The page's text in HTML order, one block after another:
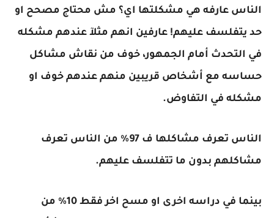
الناس عارفه هي مشكلتها اي؟ مش محتاج مصحح او
حد يتفلسف عليهم! عارفين انهم مثلآ عندهم مشكله
في التحدث أمام الجمهور، خوف من نقاش مشاكل
حساسه مع أشخاص قريبين منهم عندهم خوف او
مشكله في التفاوض.
الناس تعرف مشاكلها ف 97٪ من الناس تعرف
مشاكلهم بدون ما تتفلسف عليهم.
بينما في دراسه اخرى او مسح اخر فقط 10٪ من